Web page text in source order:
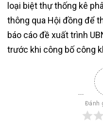
loại biệt thự thống kê
thông qua Hội đồng để
báo cáo đề xuất trình
trước khi công bố công
Đánh